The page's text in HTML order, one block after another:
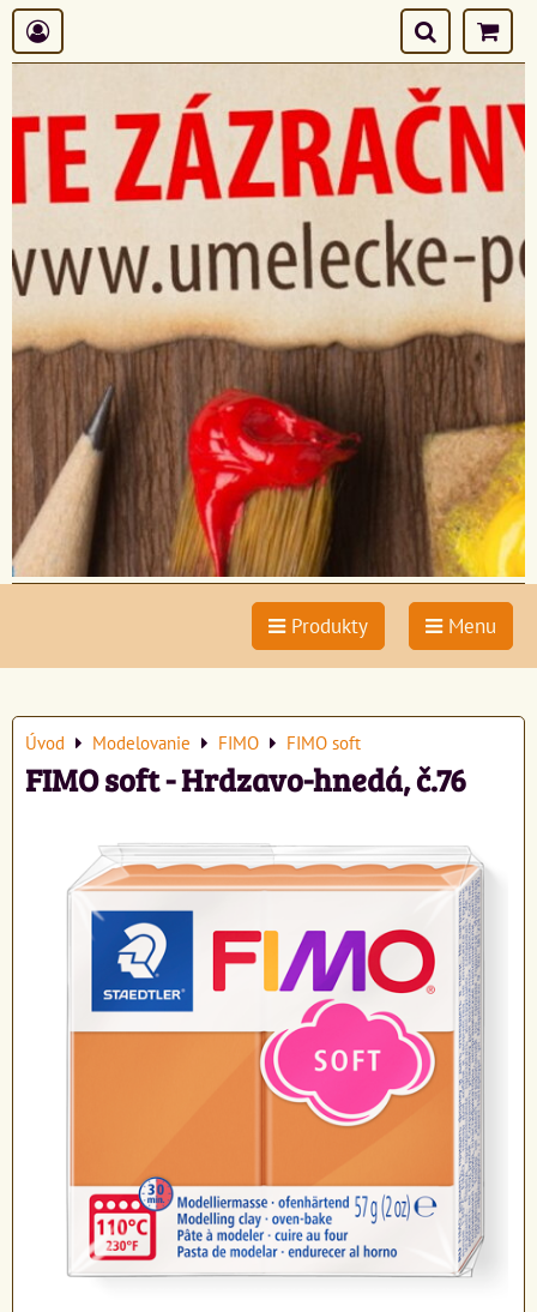
Produkty Menu
Úvod Modelovanie FIMO FIMO soft
FIMO soft - Hrdzavo-hnedá, č.76